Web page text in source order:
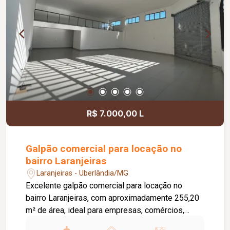
bairro Santa Mônica. Agende sua visita!
R$ 7.000,00 L
Galpão comercial para locação no
bairro Laranjeiras
Laranjeiras - Uberlândia/MG
Excelente galpão comercial para locação no
bairro Laranjeiras, com aproximadamente 255,20
m² de área, ideal para empresas, comércios,